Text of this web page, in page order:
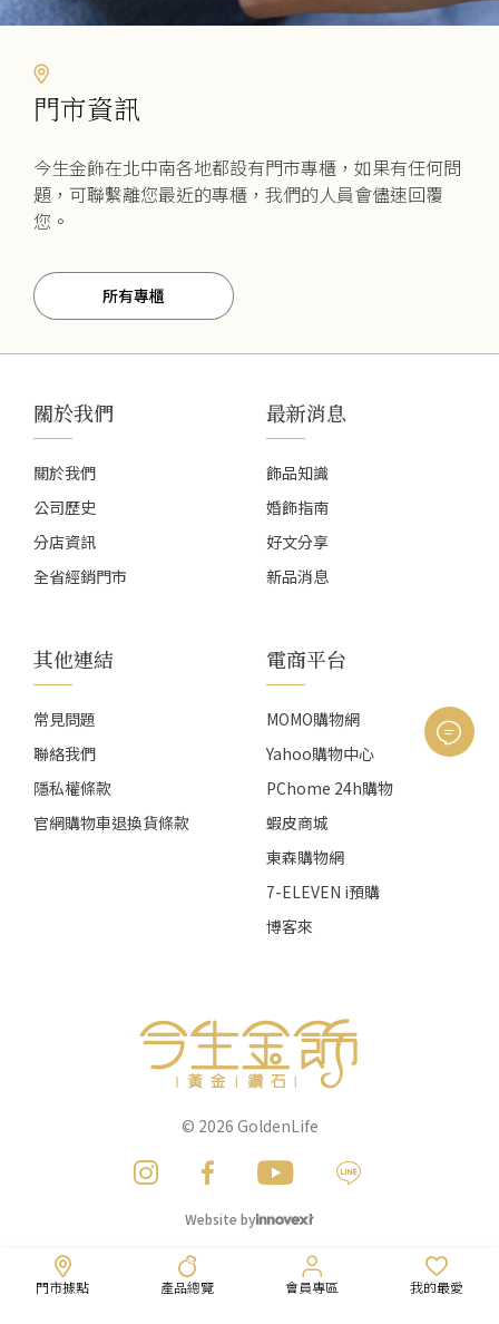
門市資訊
今生金飾在北中南各地都設有門市專櫃，如果有任何問
題，可聯繫離您最近的專櫃，我們的人員會儘速回覆
您。
所有專櫃
門市據點 產品總覽 會員專區 我的最愛
關於我們
關於我們
公司歷史
分店資訊
全省經銷門市
最新消息
飾品知識
婚飾指南
好文分享
新品消息
其他連結
常見問題
聯絡我們
隱私權條款
官網購物車退換貨條款
電商平台
MOMO購物網
Yahoo購物中心
PChome 24h購物
蝦皮商城
東森購物網
7-ELEVEN i預購
博客來
© 2026 GoldenLife
Website by